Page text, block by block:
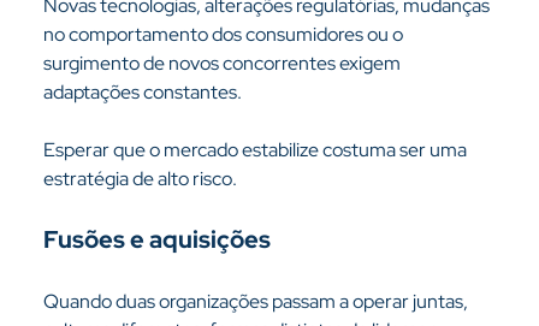
Novas tecnologias, alterações regulatórias, mudanças
no comportamento dos consumidores ou o
surgimento de novos concorrentes exigem
adaptações constantes.
Esperar que o mercado estabilize costuma ser uma
estratégia de alto risco.
Fusões e aquisições
Quando duas organizações passam a operar juntas,